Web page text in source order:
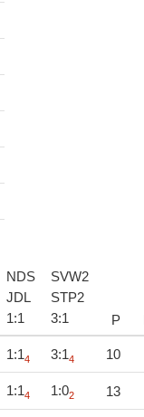
NDS
JDL
1:1
SVW2
STP2
3:1 P
1:14 3:14 10
1:14 1:02 13